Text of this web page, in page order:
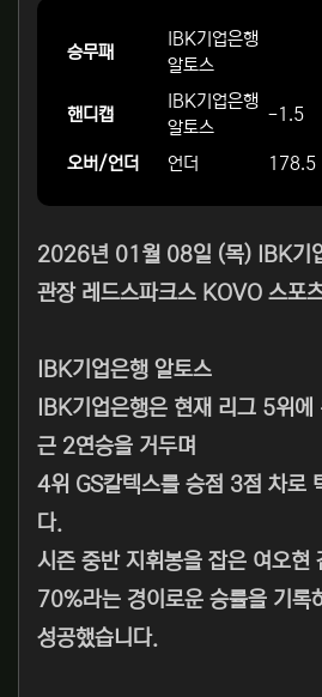
승무패
IBK기업은행
알토스
핸디캡
IBK기업은행
알토스
-1.5
오버/언더 언더 178.5
2026년 01월 08일 (목) IBK기
관장 레드스파크스 KOVO 스포
IBK기업은행 알토스
IBK기업은행은 현재 리그 5위에
근 2연승을 거두며
4위 GS칼텍스를 승점 3점 차로
다.
시즌 중반 지휘봉을 잡은 여오현
70%라는 경이로운 승률을 기록
성공했습니다.